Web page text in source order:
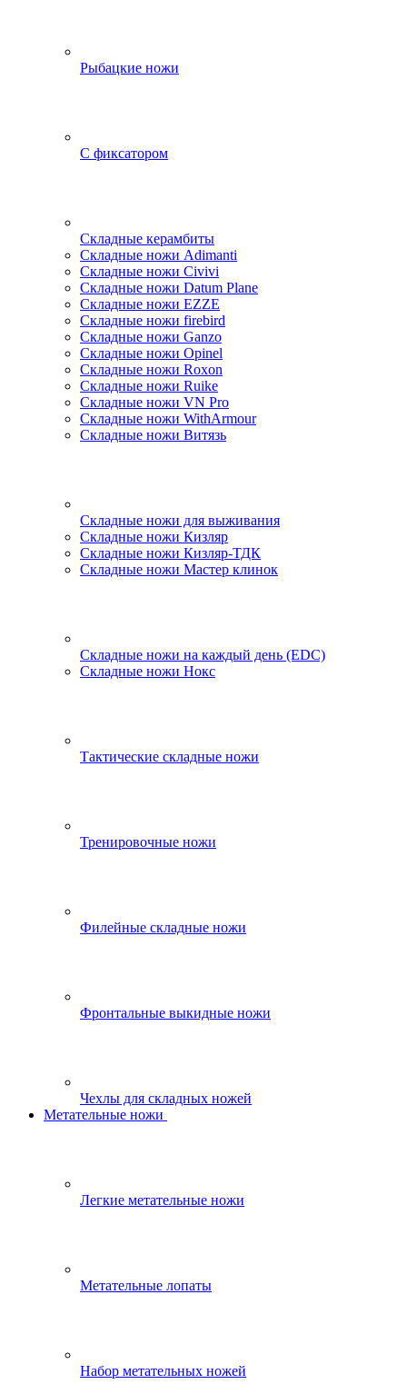
Рыбацкие ножи
С фиксатором
Складные керамбиты
Складные ножи Adimanti
Складные ножи Civivi
Складные ножи Datum Plane
Складные ножи EZZE
Складные ножи firebird
Складные ножи Ganzo
Складные ножи Opinel
Складные ножи Roxon
Складные ножи Ruike
Складные ножи VN Pro
Складные ножи WithArmour
Складные ножи Витязь
Складные ножи для выживания
Складные ножи Кизляр
Складные ножи Кизляр-ТДК
Складные ножи Мастер клинок
Складные ножи на каждый день (EDC)
Складные ножи Нокс
Тактические складные ножи
Тренировочные ножи
Филейные складные ножи
Фронтальные выкидные ножи
Чехлы для складных ножей
Метательные ножи
Легкие метательные ножи
Метательные лопаты
Набор метательных ножей